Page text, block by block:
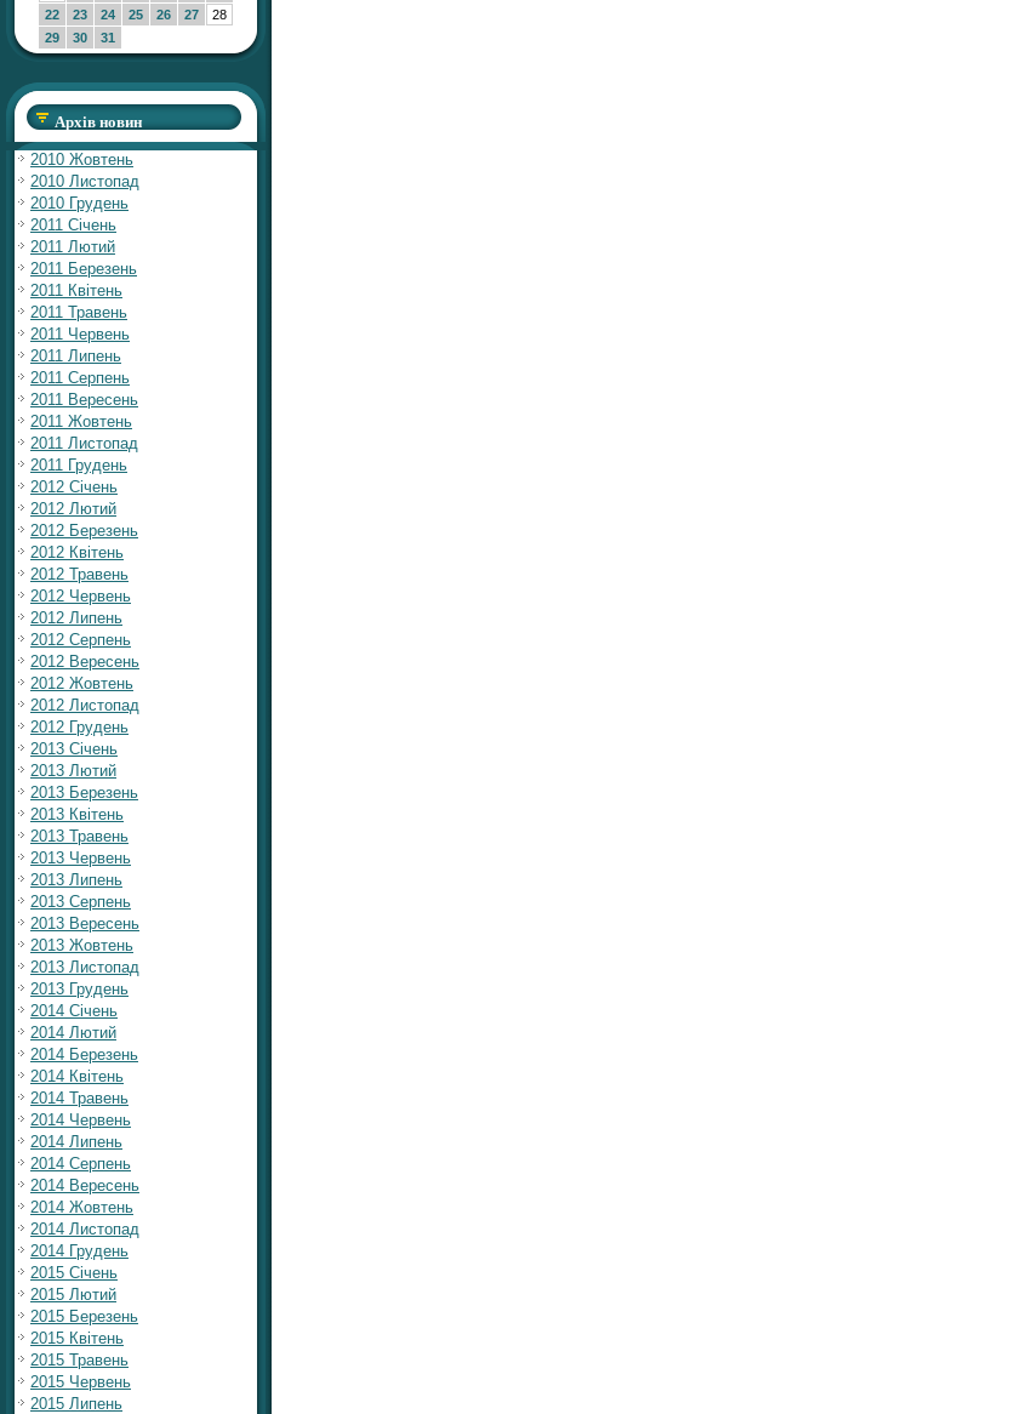
22
23 24 25 26 27
28
29
30 31
Архів новин
2010 Жовтень
2010 Листопад
2010 Грудень
2011 Січень
2011 Лютий
2011 Березень
2011 Квітень
2011 Травень
2011 Червень
2011 Липень
2011 Серпень
2011 Вересень
2011 Жовтень
2011 Листопад
2011 Грудень
2012 Січень
2012 Лютий
2012 Березень
2012 Квітень
2012 Травень
2012 Червень
2012 Липень
2012 Серпень
2012 Вересень
2012 Жовтень
2012 Листопад
2012 Грудень
2013 Січень
2013 Лютий
2013 Березень
2013 Квітень
2013 Травень
2013 Червень
2013 Липень
2013 Серпень
2013 Вересень
2013 Жовтень
2013 Листопад
2013 Грудень
2014 Січень
2014 Лютий
2014 Березень
2014 Квітень
2014 Травень
2014 Червень
2014 Липень
2014 Серпень
2014 Вересень
2014 Жовтень
2014 Листопад
2014 Грудень
2015 Січень
2015 Лютий
2015 Березень
2015 Квітень
2015 Травень
2015 Червень
2015 Липень